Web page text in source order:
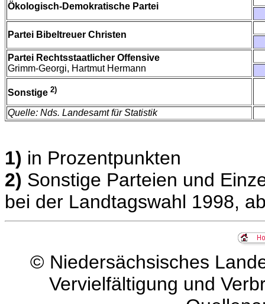
Ökologisch-Demokratische Partei
Partei Bibeltreuer Christen
Partei Rechtsstaatlicher Offensive
Grimm-Georgi, Hartmut Hermann
Sonstige 2)
Quelle: Nds. Landesamt für Statistik
1) in Prozentpunkten
2) Sonstige Parteien und
bei der Landtagswahl 1998,
© Niedersächsisches
Vervielfältigung und